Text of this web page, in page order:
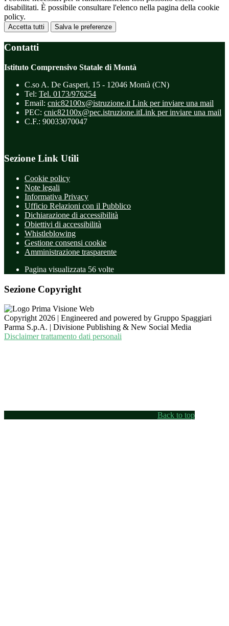
disabilitati. È possibile consultare l'elenco nella pagina della cookie
policy.
Accetta tutti Salva le preferenze
Contatti
Istituto Comprensivo Statale di Montà
C.so A. De Gasperi, 15 - 12046 Montà (CN)
Tel: Tel. 0173/976254
Email: cnic82100x@istruzione.it Link per inviare una mail
PEC: cnic82100x@pec.istruzione.itLink per inviare una mail
C.F.: 90033070047
Sezione Link Utili
Cookie policy
Note legali
Informativa Privacy
Ufficio Relazioni con il Pubblico
Dichiarazione di accessibilità
Obiettivi di accessibilità
Whistleblowing
Gestione consensi cookie
Amministrazione trasparente
Pagina visualizzata 56 volte
Sezione Copyright
Copyright 2026 | Engineered and powered by Gruppo Spaggiari
Parma S.p.A. | Divisione Publishing & New Social Media
Disclaimer trattamento dati personali
Back to top